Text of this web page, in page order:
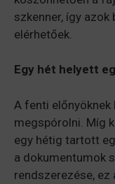
szkenner, így azok
elérhetőek.
Egy hét helyett
A fenti
megspórolni. Míg
egy hétig tartott
a dokumentumok
rendszerezése,